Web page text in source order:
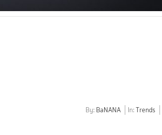
By: BaNANA In:Trends